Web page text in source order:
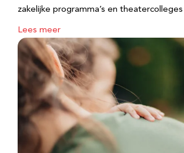
zakelijke programma’s en
Lees meer